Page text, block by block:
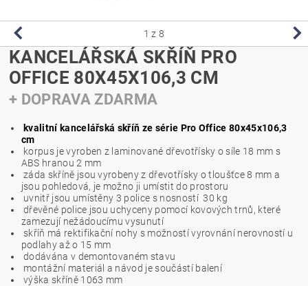
1 z 8
KANCELÁŘSKÁ SKŘÍŇ PRO
OFFICE 80X45X106,3 CM
+ DOPRAVA ZDARMA
kvalitní kancelářská skříň ze série Pro Office 80x45x106,3
cm
korpus je vyroben z laminované dřevotřísky o síle 18 mm s
ABS hranou 2 mm
záda skříně jsou vyrobeny z dřevotřísky o tloušťce 8 mm a
jsou pohledová, je možno ji umístit do prostoru
uvnitř jsou umístěny 3 police s nosností 30 kg
dřevěné police jsou uchyceny pomocí kovových trnů, které
zamezují nežádoucímu vysunutí
skříň má rektifikační nohy s možností vyrovnání nerovností u
podlahy až o 15 mm
dodávána v demontovaném stavu
montážní materiál a návod je součástí balení
výška skříně 1063 mm